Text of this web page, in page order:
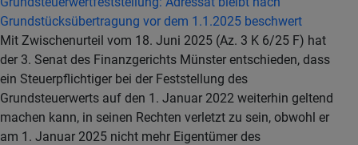
Grundstücksübertragung vor dem 1.1.2025 beschwert
Mit Zwischenurteil vom 18. Juni 2025 (Az. 3 K 6/25 F) hat
der 3. Senat des Finanzgerichts Münster entschieden, dass
ein Steuerpflichtiger bei der Feststellung des
Grundsteuerwerts auf den 1. Januar 2022 weiterhin geltend
machen kann, in seinen Rechten verletzt zu sein, obwohl er
am 1. Januar 2025 nicht mehr Eigentümer des